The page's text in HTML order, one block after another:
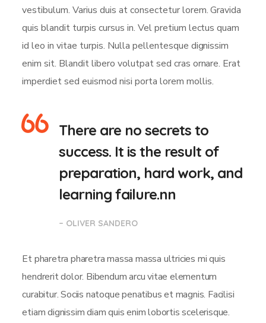
vestibulum. Varius duis at consectetur lorem. Gravida
quis blandit turpis cursus in. Vel pretium lectus quam
id leo in vitae turpis. Nulla pellentesque dignissim
enim sit. Blandit libero volutpat sed cras ornare. Erat
imperdiet sed euismod nisi porta lorem mollis.
There are no secrets to
success. It is the result of
preparation, hard work, and
learning failure.nn
– OLIVER SANDERO
Et pharetra pharetra massa massa ultricies mi quis
hendrerit dolor. Bibendum arcu vitae elementum
curabitur. Sociis natoque penatibus et magnis. Facilisi
etiam dignissim diam quis enim lobortis scelerisque.